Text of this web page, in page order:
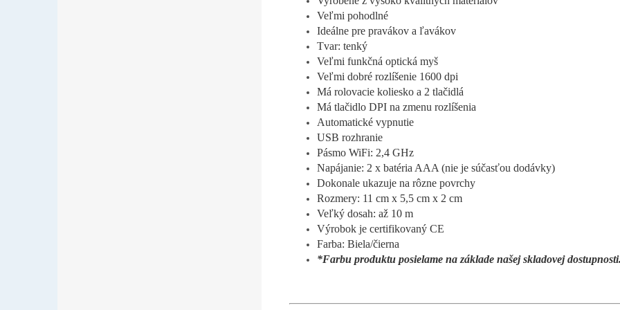
Veľmi pohodlné
Ideálne pre pravákov a ľavákov
Tvar: tenký
Veľmi funkčná optická myš
Veľmi dobré rozlíšenie 1600 dpi
Má rolovacie koliesko a 2 tlačidlá
Má tlačidlo DPI na zmenu rozlíšenia
Automatické vypnutie
USB rozhranie
Pásmo WiFi: 2,4 GHz
Napájanie: 2 x batéria AAA (nie je súčasťou dodávky)
Dokonale ukazuje na rôzne povrchy
Rozmery: 11 cm x 5,5 cm x 2 cm
Veľký dosah: až 10 m
Výrobok je certifikovaný CE
Farba: Biela/čierna
*Farbu produktu posielame na základe našej skladovej